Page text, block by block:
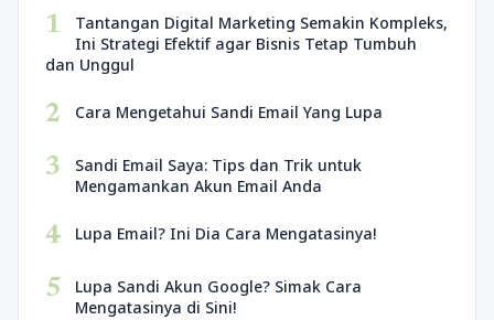
1
Tantangan Digital Marketing Semakin Kompleks,
Ini Strategi Efektif agar Bisnis Tetap Tumbuh
dan Unggul
2 Cara Mengetahui Sandi Email Yang Lupa
3
Sandi Email Saya: Tips dan Trik untuk
Mengamankan Akun Email Anda
4 Lupa Email? Ini Dia Cara Mengatasinya!
5
Lupa Sandi Akun Google? Simak Cara
Mengatasinya di Sini!